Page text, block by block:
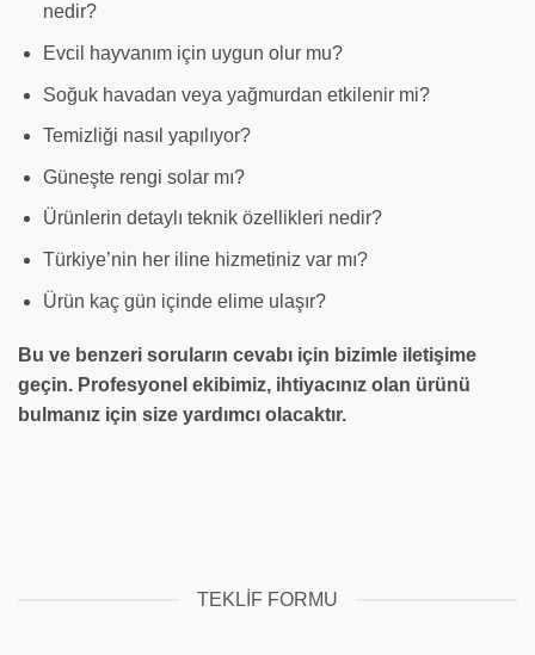
nedir?
Evcil hayvanım için uygun olur mu?
Soğuk havadan veya yağmurdan etkilenir mi?
Temizliği nasıl yapılıyor?
Güneşte rengi solar mı?
Ürünlerin detaylı teknik özellikleri nedir?
Türkiye’nin her iline hizmetiniz var mı?
Ürün kaç gün içinde elime ulaşır?
Bu ve benzeri soruların cevabı için bizimle iletişime
geçin. Profesyonel ekibimiz, ihtiyacınız olan ürünü
bulmanız için size yardımcı olacaktır.
TEKLIF FORMU